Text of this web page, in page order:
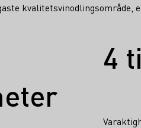
kvalitetsvinodlingsområde,
4